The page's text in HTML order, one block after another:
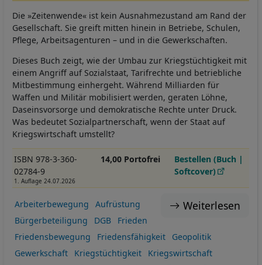
Die »Zeitenwende« ist kein Ausnahmezustand am Rand der
Gesellschaft. Sie greift mitten hinein in Betriebe, Schulen,
Pflege, Arbeitsagenturen – und in die Gewerkschaften.
Dieses Buch zeigt, wie der Umbau zur Kriegstüchtigkeit mit
einem Angriff auf Sozialstaat, Tarifrechte und betriebliche
Mitbestimmung einhergeht. Während Milliarden für
Waffen und Militär mobilisiert werden, geraten Löhne,
Daseinsvorsorge und demokratische Rechte unter Druck.
Was bedeutet Sozialpartnerschaft, wenn der Staat auf
Kriegswirtschaft umstellt?
ISBN 978-3-360-
02784-9
1. Auflage 24.07.2026
14,00 Portofrei
Bestellen (Buch |
Softcover)
Weiterlesen
Arbeiterbewegung
Aufrüstung
Bürgerbeteiligung
DGB
Frieden
Friedensbewegung
Friedensfähigkeit
Geopolitik
Gewerkschaft
Kriegstüchtigkeit
Kriegswirtschaft